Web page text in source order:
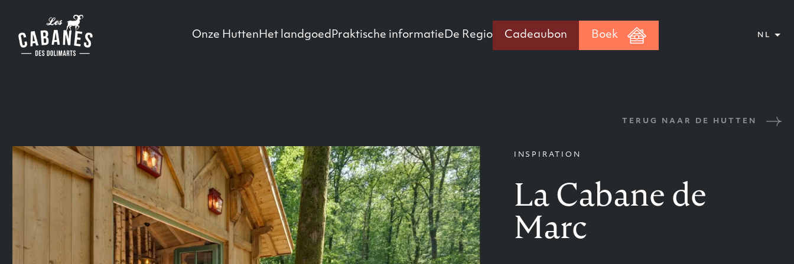
Main Menu
Onze Hutten Het landgoed Praktische informatie De Regio Cadeaubon Boek NL
TERUG NAAR DE HUTTEN
INSPIRATION
La Cabane de
Marc